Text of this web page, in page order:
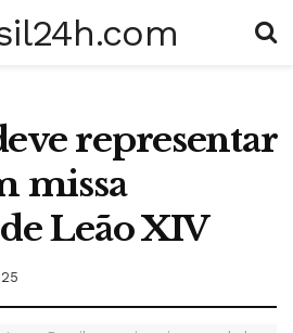
representar
missa
Leão XIV